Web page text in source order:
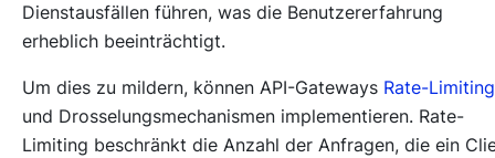
Dienstausfällen führen, was die Benutzererfahrung
erheblich beeinträchtigt.
Um dies zu mildern, können API-Gateways Rate-Limiting
und Drosselungsmechanismen implementieren. Rate-
Limiting beschränkt die Anzahl der Anfragen, die ein